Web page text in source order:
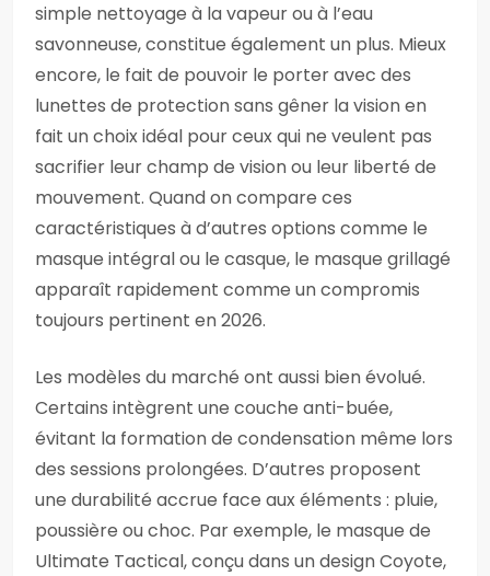
simple nettoyage à la vapeur ou à l’eau
savonneuse, constitue également un plus. Mieux
encore, le fait de pouvoir le porter avec des
lunettes de protection sans gêner la vision en
fait un choix idéal pour ceux qui ne veulent pas
sacrifier leur champ de vision ou leur liberté de
mouvement. Quand on compare ces
caractéristiques à d’autres options comme le
masque intégral ou le casque, le masque grillagé
apparaît rapidement comme un compromis
toujours pertinent en 2026.
Les modèles du marché ont aussi bien évolué.
Certains intègrent une couche anti-buée,
évitant la formation de condensation même lors
des sessions prolongées. D’autres proposent
une durabilité accrue face aux éléments : pluie,
poussière ou choc. Par exemple, le masque de
Ultimate Tactical, conçu dans un design Coyote,